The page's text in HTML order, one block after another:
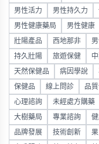
男性活力 男性持久力
男性健康藥局 男性健康
壯陽產品 西地那非
持久壯陽 旅遊保健
天然保健品 病因學說
保健品 線上問診 品
心理諮詢 未經處方購藥
大樹藥局 專業諮詢
品牌發展 技術創新